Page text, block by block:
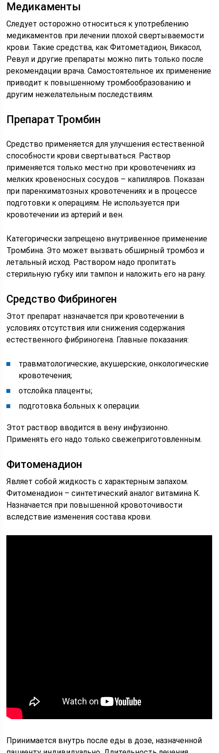
Медикаменты
Следует осторожно относиться к употреблению
медикаментов при лечении плохой свертываемости
крови. Такие средства, как Фитометадион, Викасол,
Ревул и другие препараты можно пить только после
рекомендации врача. Самостоятельное их применение
приводит к повышенному тромбообразованию и
другим нежелательным последствиям.
Препарат Тромбин
Средство применяется для улучшения естественной
способности крови свертываться. Раствор
применяется только местно при кровотечениях из
мелких кровеносных сосудов – капилляров. Показан
при паренхиматозных кровотечениях и в процессе
подготовки к операциям. Не используется при
кровотечении из артерий и вен.
Категорически запрещено внутривенное применение
Тромбина. Это может вызвать обширный тромбоз и
летальный исход. Раствором надо пропитать
стерильную губку или тампон и наложить его на рану.
Средство Фибриноген
Этот препарат назначается при кровотечении в
условиях отсутствия или снижения содержания
естественного фибриногена. Главные показания:
травматологические, акушерские, онкологические
кровотечения;
отслойка плаценты;
подготовка больных к операции.
Этот раствор вводится в вену инфузионно.
Применять его надо только свежеприготовленным.
Фитоменадион
Являет собой жидкость с характерным запахом.
Фитоменадион – синтетический аналог витамина К.
Назначается при повышенной кровоточивости
вследствие изменения состава крови.
Принимается внутрь после еды в дозе, назначенной